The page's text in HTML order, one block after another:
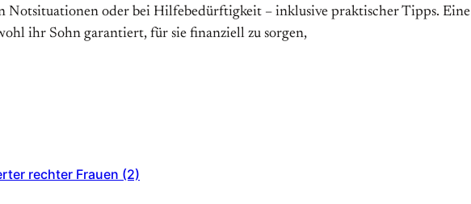
Notsituationen oder bei Hilfebedürftigkeit – inklusive praktischer Tipps. Eine
ihr Sohn garantiert, für sie finanziell zu sorgen,
rechter Frauen (2)